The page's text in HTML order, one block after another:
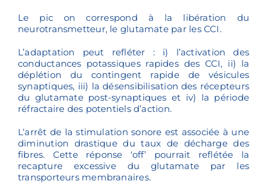
Le pic on correspond à la libération du
neurotransmetteur, le glutamate par les CCI.
L’adaptation peut refléter : i) l’activation des
conductances potassiques rapides des CCI, ii) la
déplétion du contingent rapide de vésicules
synaptiques, iii) la désensibilisation des récepteurs
du glutamate post-synaptiques et iv) la période
réfractaire des potentiels d’action.
L‘arrêt de la stimulation sonore est associée à une
diminution drastique du taux de décharge des
fibres. Cette réponse ‘off’ pourrait reflétée la
recapture excessive du glutamate par les
transporteurs membranaires.